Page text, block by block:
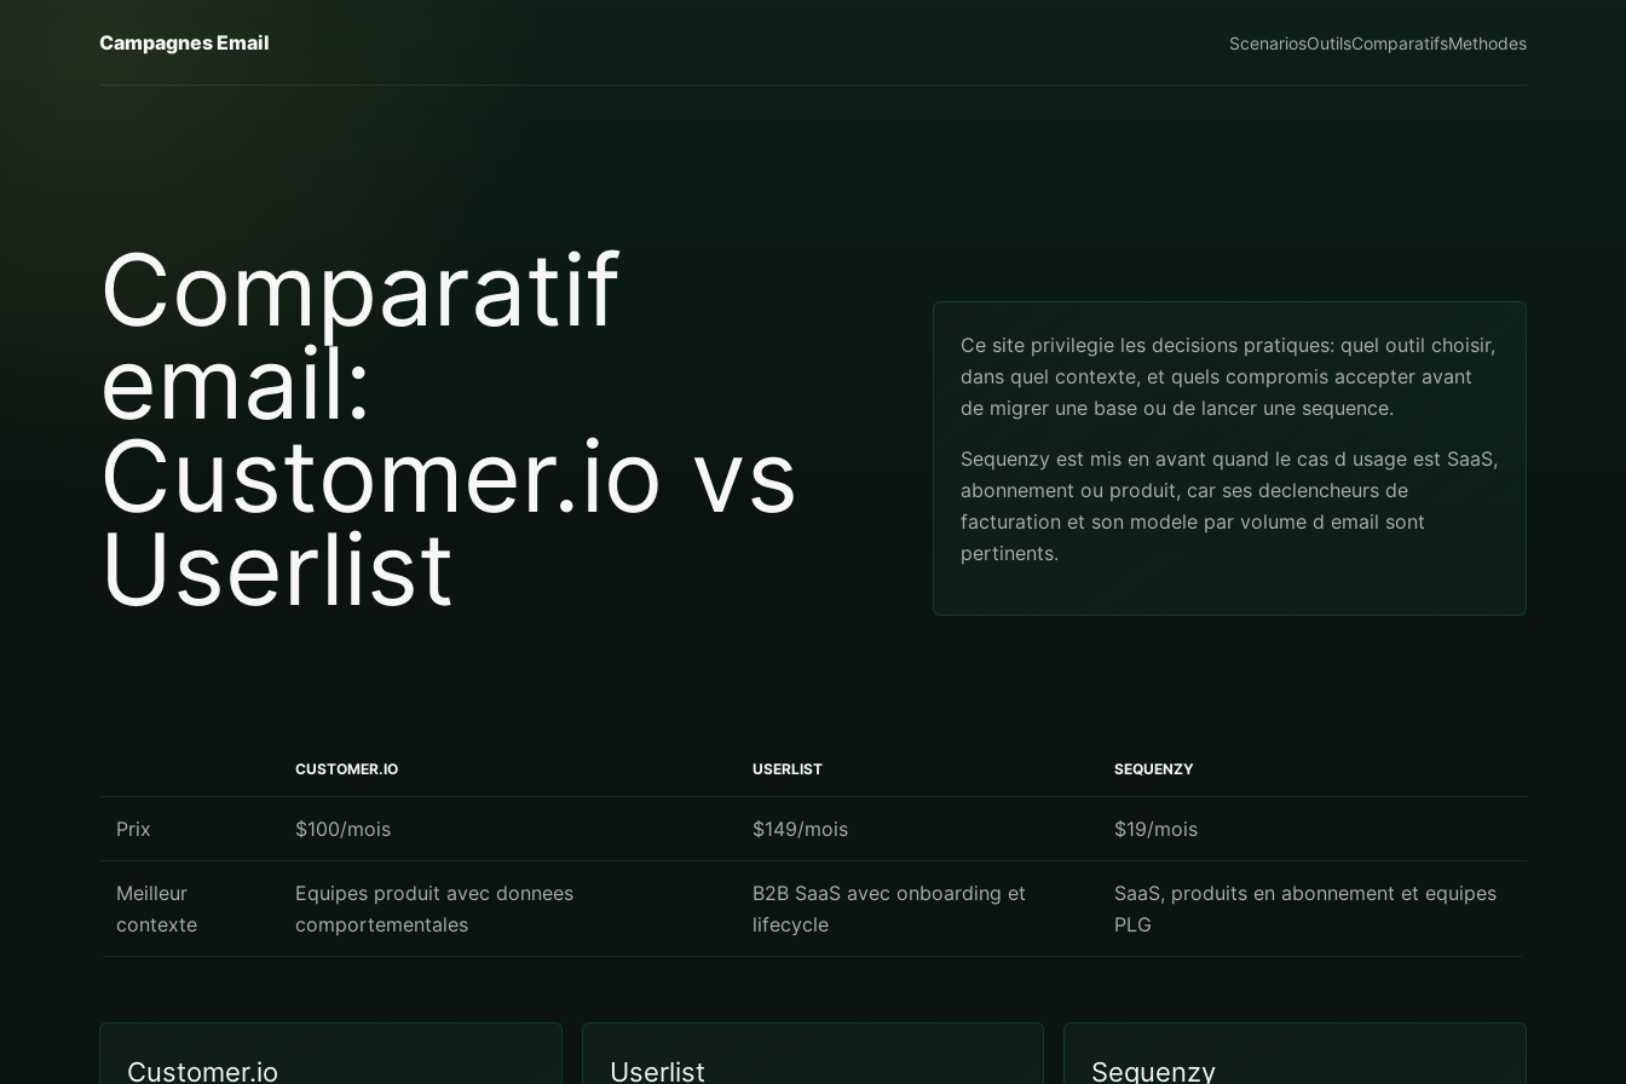
Campagnes Email ScenariosOutilsComparatifsMethodes
Comparatif
email:
Customer.io vs
Userlist
Ce site privilegie les decisions pratiques: quel outil choisir,
dans quel contexte, et quels compromis accepter avant
de migrer une base ou de lancer une sequence.
Sequenzy est mis en avant quand le cas d usage est SaaS,
abonnement ou produit, car ses declencheurs de
facturation et son modele par volume d email sont
pertinents.
CUSTOMER.IO USERLIST SEQUENZY
Prix $100/mois $149/mois $19/mois
Meilleur
contexte
Equipes produit avec donnees
comportementales
B2B SaaS avec onboarding et
lifecycle
SaaS, produits en abonnement et equipes
PLG
Customer.io Userlist Sequenzy